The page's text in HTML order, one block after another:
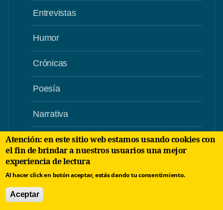
Entrevistas
Humor
Crónicas
Poesía
Narrativa
Videos
Atención: en este sitio web estamos usando cookies con
el fin de brindar a nuestros usuarios una mejor
experiencia de lectura
Al hacer click en botón aceptar, estás dando tu consentimiento.
Aceptar